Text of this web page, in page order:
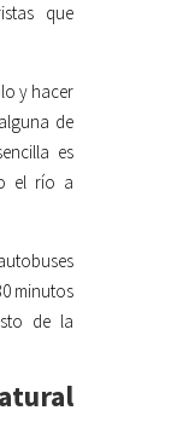
que
y hacer
de
es
el río a
minutos
de la